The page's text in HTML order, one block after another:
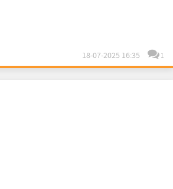
18-07-2025 16:35 1